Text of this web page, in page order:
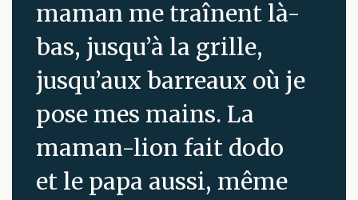
maman me traînent là-
bas, jusqu’à la grille,
jusqu’aux barreaux où je
pose mes mains. La
maman-lion fait dodo
et le papa aussi, même